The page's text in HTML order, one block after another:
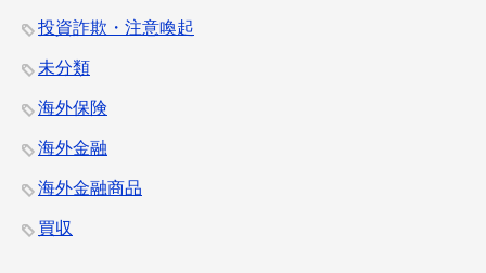
投資詐欺・注意喚起
未分類
海外保険
海外金融
海外金融商品
買収